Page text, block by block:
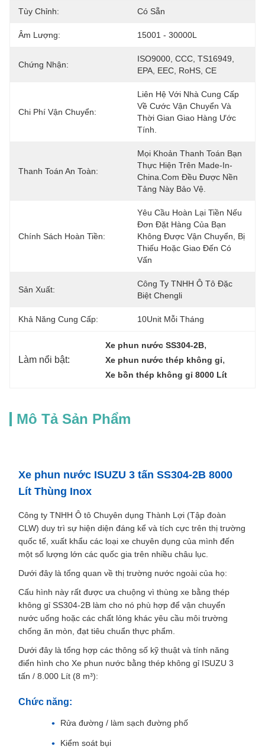
Tùy Chỉnh: Có Sẵn
Âm Lượng: 15001 - 30000L
Chứng Nhận:
ISO9000, CCC, TS16949,
EPA, EEC, RoHS, CE
Chi Phí Vận Chuyển:
Liên Hệ Với Nhà Cung Cấp
Về Cước Vận Chuyển Và
Thời Gian Giao Hàng Ước
Tính.
Thanh Toán An Toàn:
Mọi Khoản Thanh Toán Bạn
Thực Hiện Trên Made-In-
China.com Đều Được Nền
Tảng Này Bảo Vệ.
Chính Sách Hoàn Tiền:
Yêu Cầu Hoàn Lại Tiền Nếu
Đơn Đặt Hàng Của Bạn
Không Được Vận Chuyển, Bị
Thiếu Hoặc Giao Đến Có
Vấn
Sản Xuất:
Công Ty TNHH Ô Tô Đặc
Biệt Chengli
Khả Năng Cung Cấp: 10Unit Mỗi Tháng
Làm nổi bật:
Xe phun nước SS304-2B,
Xe phun nước thép không gỉ,
Xe bồn thép không gỉ 8000 Lít
Mô Tả Sản Phẩm
Xe phun nước ISUZU 3 tấn SS304-2B 8000
Lít Thùng Inox
Công ty TNHH Ô tô Chuyên dụng Thành Lợi (Tập đoàn
CLW) duy trì sự hiện diện đáng kể và tích cực trên thị trường
quốc tế, xuất khẩu các loại xe chuyên dụng của mình đến
một số lượng lớn các quốc gia trên nhiều châu lục.
Dưới đây là tổng quan về thị trường nước ngoài của họ:
Cấu hình này rất được ưa chuộng vì thùng xe bằng thép
không gỉ SS304-2B làm cho nó phù hợp để vận chuyển
nước uống hoặc các chất lỏng khác yêu cầu môi trường
chống ăn mòn, đạt tiêu chuẩn thực phẩm.
Dưới đây là tổng hợp các thông số kỹ thuật và tính năng
điển hình cho Xe phun nước bằng thép không gỉ ISUZU 3
tấn / 8.000 Lít (8 m³):
Chức năng:
Rửa đường / làm sạch đường phố
Kiểm soát bụi